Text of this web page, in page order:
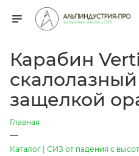
Карабин
защелкой
Главная
—
Каталог | СИЗ от падения с